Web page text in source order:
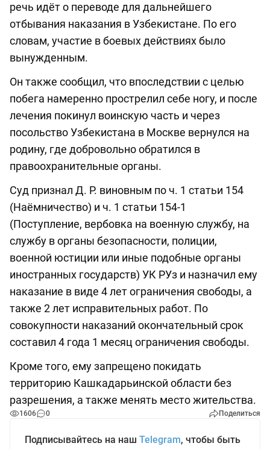
речь идёт о переводе для дальнейшего
отбывания наказания в Узбекистане. По его
словам, участие в боевых действиях было
вынужденным.
Он также сообщил, что впоследствии с целью
побега намеренно прострелил себе ногу, и после
лечения покинул воинскую часть и через
посольство Узбекистана в Москве вернулся на
родину, где добровольно обратился в
правоохранительные органы.
Суд признал Д. Р. виновным по ч. 1 статьи 154
(Наёмничество) и ч. 1 статьи 154-1
(Поступление, вербовка на военную службу, на
службу в органы безопасности, полиции,
военной юстиции или иные подобные органы
иностранных государств) УК РУз и назначил ему
наказание в виде 4 лет ограничения свободы, а
также 2 лет исправительных работ. По
совокупности наказаний окончательный срок
составил 4 года 1 месяц ограничения свободы.
Кроме того, ему запрещено покидать
территорию Кашкадарьинской области без
разрешения, а также менять место жительства.
1606 0 Поделиться
Подписывайтесь на наш Telegram, чтобы быть